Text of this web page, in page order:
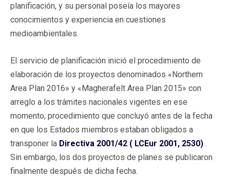
planificación, y su personal poseía los mayores
conocimientos y experiencia en cuestiones
medioambientales.
El servicio de planificación inició el procedimiento de
elaboración de los proyectos denominados «Northern
Area Plan 2016» y «Magherafelt Area Plan 2015» con
arreglo a los trámites nacionales vigentes en ese
momento, procedimiento que concluyó antes de la fecha
en que los Estados miembros estaban obligados a
transponer la Directiva 2001/42 ( LCEur 2001, 2530) .
Sin embargo, los dos proyectos de planes se publicaron
finalmente después de dicha fecha.